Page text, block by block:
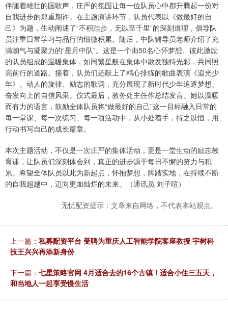
伴随着雄壮的国歌声，庄严的氛围让每一位队员心中都升腾起一份对
自我进步的郑重期许。在主题演讲环节，队员代表以《做最好的自
己》为题，生动阐述了“不积跬步，无以至千里”的深刻道理，倡导队
员注重日常学习与品行的细微积累。随后，中队辅导员老师介绍了充
满朝气与凝聚力的“星月中队”。这是一个由50名心怀梦想、彼此激励
的队员组成的温暖集体，如同繁星般在集体中散发独特光彩，共同照
亮前行的道路。接着，队员们还献上了精心排练的歌曲表演《追光少
年》。动人的旋律、励志的歌词，充分展现了新时代少年追逐梦想、
奋发向上的自信风采。仪式最后，教务处主任作总结发言。她以温暖
而有力的语言，鼓励全体队员将“做最好的自己”这一目标融入日常的
每一堂课、每一次练习、每一项活动中，从小处着手，持之以恒，用
行动书写自己的成长篇章。
本次主题活动，不仅是一次庄严的集体活动，更是一堂生动的励志教
育课，让队员们深刻体会到，真正的进步源于每日不懈的努力与积
累。希望全体队员以此为新起点，怀抱梦想，脚踏实地，在持续不断
的自我超越中，迈向更加灿烂的未来。（通讯员 刘子喧）
无忧配资提示：文章来自网络，不代表本站观点。
上一篇： 私募配资平台 受聘为重庆人工智能学院客座教授 宇树科
技王兴兴再添新身份
下一篇： 七星策略官网 4月适合去的16个古镇！适合小住三五天，
和当地人一起享受慢生活